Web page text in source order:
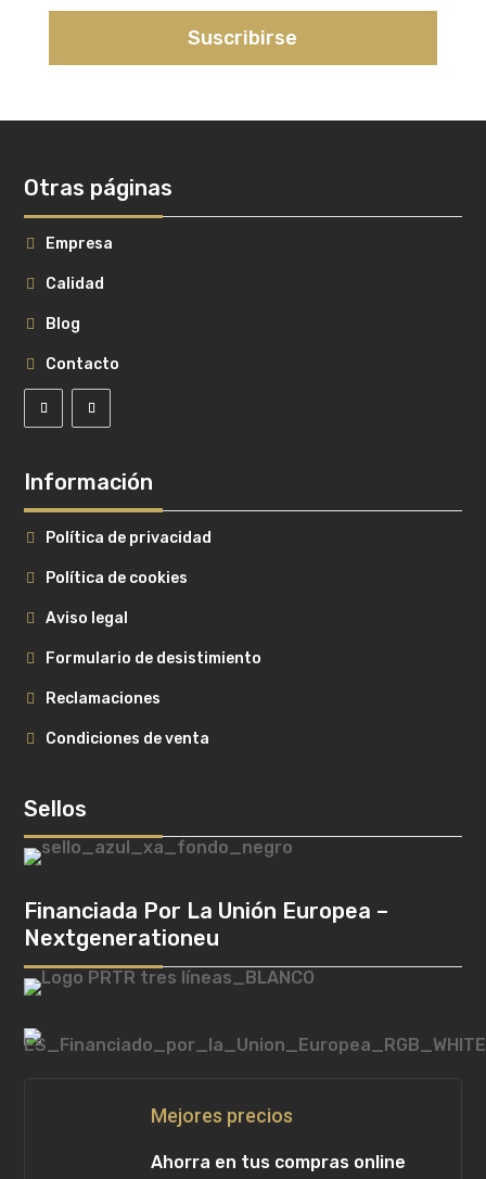
Suscribirse
Otras páginas
Empresa
Calidad
Blog
Contacto
Información
Política de privacidad
Política de cookies
Aviso legal
Formulario de desistimiento
Reclamaciones
Condiciones de venta
Sellos
Financiada Por La Unión Europea –
Nextgenerationeu
Mejores precios
Ahorra en tus compras online